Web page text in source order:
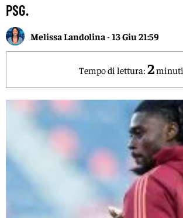
PSG.
Melissa Landolina -13 Giu 21:59
Tempo di lettura: 2minuti